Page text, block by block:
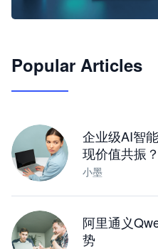
JimoClaw 桌面 AI
Popular Articles
企业级AI智
现价值共振？
小墨
阿里通义
势